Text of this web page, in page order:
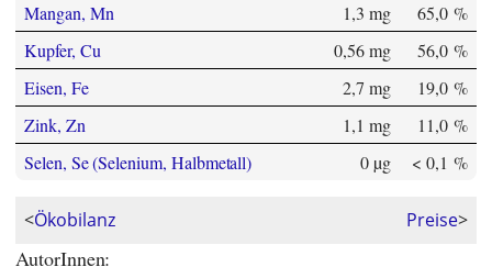
Mangan, Mn 1,3 mg
65,0 %
Kupfer, Cu
0,56 mg
56,0 %
Eisen, Fe
2,7 mg
19,0 %
Zink, Zn
1,1 mg
11,0 %
Selen, Se (Selenium, Halbmetall)
0 µg < 0,1 %
<Ökobilanz Preise>
AutorInnen: